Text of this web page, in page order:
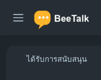
ได้รับการสนับสนุน